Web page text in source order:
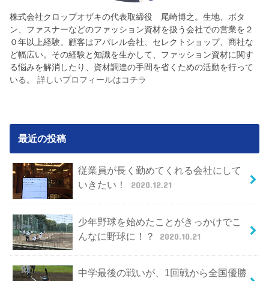
株式会社クロップオザキの代表取締役 尾崎博之。生地、ボタ
ン、ファスナーなどのファッション資材を扱う会社での営業を２
０年以上経験。顧客はアパレル会社、セレクトショップ、商社な
ど幅広い。その経験と知識を生かして、ファッション資材に関す
る悩みを解消したり、資材調達の手間を省くための活動を行って
いる。詳しいプロフィールはコチラ
最近の投稿
従業員が長く勤めてくれる会社にして
いきたい！
2020.12.21
少年野球を始めたことがきっかけでこ
んなに野球に！？
2020.10.21
中学最後の戦いが、1回戦から全国優勝